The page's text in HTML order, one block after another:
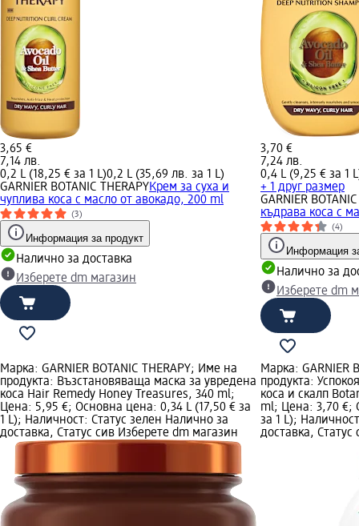
3,65 €
7,14 лв.
0,2 L (18,25 € за 1 L)0,2 L (35,69 лв. за 1 L)
GARNIER BOTANIC THERAPYКрем за суха и
чуплива коса с масло от авокадо, 200 ml
(3)
Информация за продукт
Налично за доставка
Изберете dm магазин
3,70 €
7,24 лв.
0,4 L (9,25 € за 1
+ 1 друг размер
GARNIER
къдрава коса с
(4)
Информация
Налично за
Изберете dm
Марка: GARNIER BOTANIC THERAPY; Име на
продукта: Възстановяваща маска за увредена
коса Hair Remedy Honey Treasures, 340 ml;
Цена: 5,95 €; Основна цена: 0,34 L (17,50 € за
1 L); Наличност: Статус зелен Налично за
доставка, Статус сив Изберете dm магазин
Марка: GARNIER
продукта:
коса и скалп
ml; Цена: 3,70 €;
за 1 L);
доставка,